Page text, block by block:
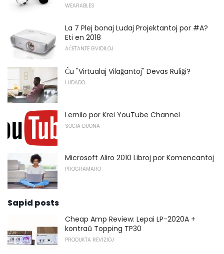
WEARABLES
La 7 Plej bonaj Ludaj Projektantoj por #A?
Eti en 2018
AĈETANTE GVIDILOJ
Ĉu "Virtualaj Vilaĝantoj" Devas Ruliĝi?
LUDADO
Lernilo por Krei YouTube Channel
SOCIA DUONA
Microsoft Aliro 2010 Libroj por Komencantoj
PROGRAMARO
Sapid posts
Cheap Amp Review: Lepai LP-2020A +
kontraŭ Topping TP30
PRODUKTA REVIZIOJ